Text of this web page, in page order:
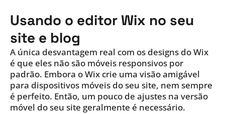
Usando o editor Wix no seu
site e blog
A única desvantagem real com os designs do Wix
é que eles não são móveis responsivos por
padrão. Embora o Wix crie uma visão amigável
para dispositivos móveis do seu site, nem sempre
é perfeito. Então, um pouco de ajustes na versão
móvel do seu site geralmente é necessário.